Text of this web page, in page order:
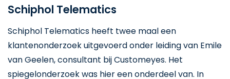
Schiphol Telematics
Schiphol Telematics heeft twee maal een
klantenonderzoek uitgevoerd onder leiding van Emile
van Geelen, consultant bij Customeyes. Het
spiegelonderzoek was hier een onderdeel van. In